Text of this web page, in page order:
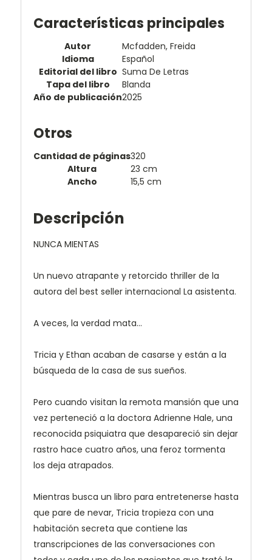
Características principales
Autor
Mcfadden, Freida
Idioma
Español
Editorial del libro Suma De Letras
Tapa del libro
Blanda
Año de publicación2025
Otros
Cantidad de páginas320
Altura
23 cm
Ancho
15,5 cm
Descripción
NUNCA MIENTAS
Un nuevo atrapante y retorcido thriller de la
autora del best seller internacional La asistenta.
A veces, la verdad mata...
Tricia y Ethan acaban de casarse y están a la
búsqueda de la casa de sus sueños.
Pero cuando visitan la remota mansión que una
vez perteneció a la doctora Adrienne Hale, una
reconocida psiquiatra que desapareció sin dejar
rastro hace cuatro años, una feroz tormenta
los deja atrapados.
Mientras busca un libro para entretenerse hasta
que pare de nevar, Tricia tropieza con una
habitación secreta que contiene las
transcripciones de las conversaciones con